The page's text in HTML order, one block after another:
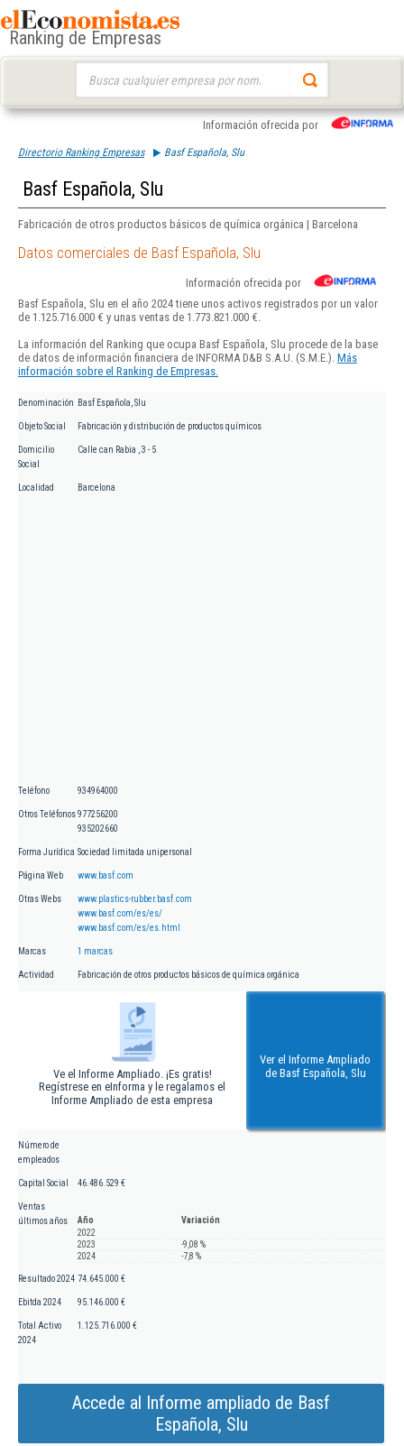
Ranking de Empresas
Información ofrecida por
Directorio Ranking Empresas Basf Española, Slu
Basf Española, Slu
Fabricación de otros productos básicos de química orgánica | Barcelona
Datos comerciales de Basf Española, Slu
Información ofrecida por
Basf Española, Slu en el año 2024 tiene unos activos registrados por un valor
de 1.125.716.000 € y unas ventas de 1.773.821.000 €.
La información del Ranking que ocupa Basf Española, Slu procede de la base
de datos de información financiera de INFORMA D&B S.A.U. (S.M.E.). Más
información sobre el Ranking de Empresas.
Denominación Basf Española, Slu
Objeto Social Fabricación y distribución de productos químicos
Domicilio
Social
Calle can Rabia , 3 - 5
Localidad Barcelona
Teléfono 934964000
Otros Teléfonos977256200
935202660
Forma Jurídica Sociedad limitada unipersonal
Página Web www.basf.com
Otras Webs
www.plastics-rubber.basf.com
www.basf.com/es/es/
www.basf.com/es/es.html
Marcas 1 marcas
Actividad Fabricación de otros productos básicos de química orgánica
Ve el Informe Ampliado. ¡Es gratis!
Regístrese en eInforma y le regalamos el
Informe Ampliado de esta empresa
Ver el Informe Ampliado
de Basf Española, Slu
Número de
empleados
Capital Social 46.486.529 €
Ventas
últimos años
Año
Variación
2022
2023
-9,08 %
2024
-7,8 %
Resultado 2024 74.645.000 €
Ebitda 2024 95.146.000 €
Total Activo
2024
1.125.716.000 €
Accede al Informe ampliado de Basf
Española, Slu